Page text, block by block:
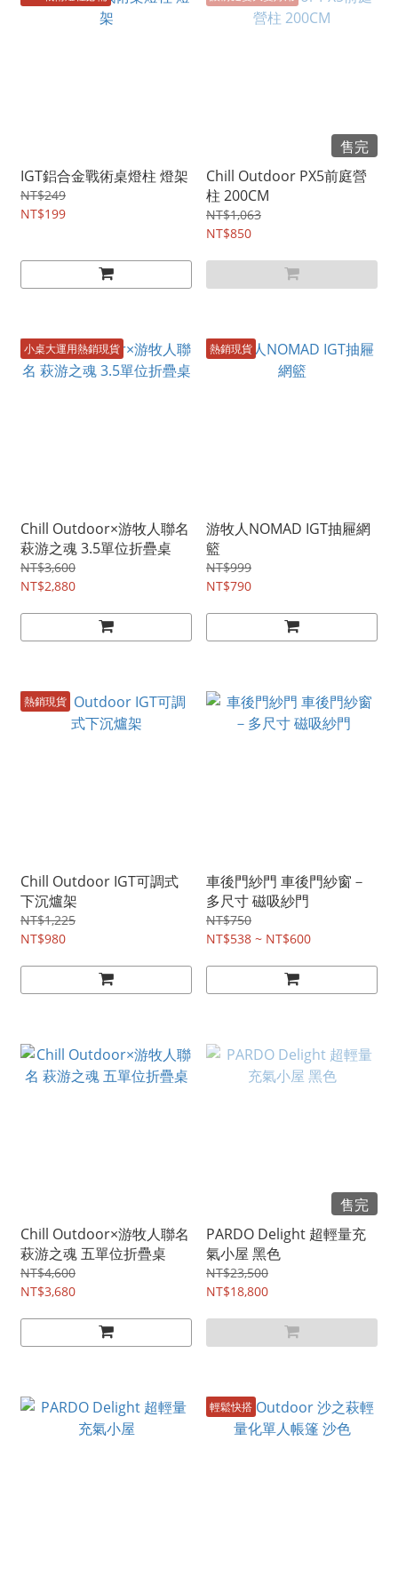
IGT鋁合金戰術桌燈柱 燈架
NT$249
NT$199
售完
Chill Outdoor PX5前庭營
柱 200CM
NT$1,063
NT$850
小桌大運用熱銷現貨
Chill Outdoor×游牧人聯名
萩游之魂 3.5單位折疊桌
NT$3,600
NT$2,880
熱銷現貨
游牧人NOMAD IGT抽屜網
籃
NT$999
NT$790
熱銷現貨
Chill Outdoor IGT可調式
下沉爐架
NT$1,225
NT$980
車後門紗門 車後門紗窗－
多尺寸 磁吸紗門
NT$750
NT$538 ~ NT$600
Chill Outdoor×游牧人聯名
萩游之魂 五單位折疊桌
NT$4,600
NT$3,680
售完
PARDO Delight 超輕量充
氣小屋 黑色
NT$23,500
NT$18,800
輕鬆快搭